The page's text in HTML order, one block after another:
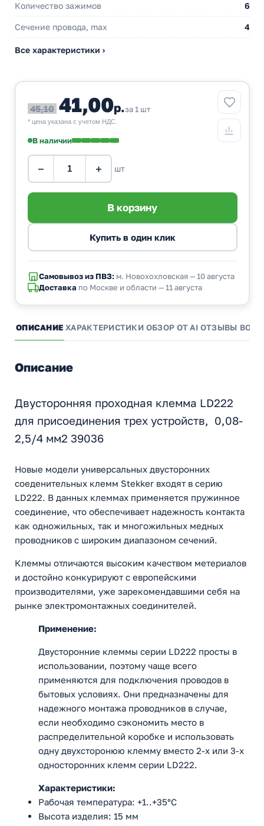
Количество зажимов 6
Сечение провода, max 4
Все характеристики ›
45,10 41,00р.за 1 шт
* цена указана с учетом НДС.
В наличии
− + шт
Самовывоз из ПВЗ:м. Новохохловская — 10 августа
Доставка по Москве и области — 11 августа
ОПИСАНИЕ ХАРАКТЕРИСТИКИ ОБЗОР ОТ AI ОТЗЫВЫ
Описание
Двусторонняя проходная клемма LD222
для присоединения трех устройств, 0,08-
2,5/4 мм2 39036
Новые модели универсальных двусторонних
соеденительных клемм Stekker входят в серию
LD222. В данных клеммах применяется пружинное
соединение, что обеспечивает надежность контакта
как одножильных, так и многожильных медных
проводников с широким диапазоном сечений.
Клеммы отличаются высоким качеством метериалов
и достойно конкурируют с европейскими
производителями, уже зарекомендавшими себя на
рынке электромонтажных соединителей.
Применение:
Двусторонние клеммы серии LD222 просты в
использовании, поэтому чаще всего
применяются для подключения проводов в
бытовых условиях. Они предназначены для
надежного монтажа проводников в случае,
если необходимо сэкономить место в
распределительной коробке и использовать
одну двухсторонюю клемму вместо 2-х или 3-х
односторонних клемм серии LD222.
Характеристики:
Рабочая температура: +1..+35°C
Высота изделия: 15 мм